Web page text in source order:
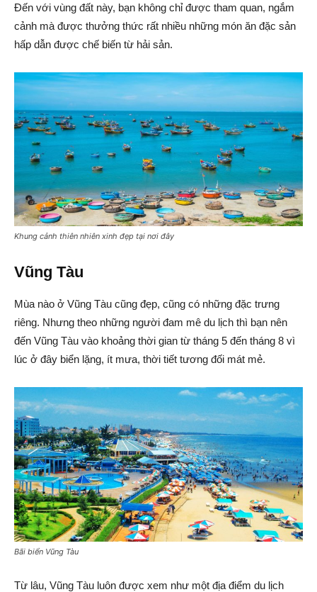
Đến với vùng đất này, bạn không chỉ được tham quan, ngắm
cảnh mà được thưởng thức rất nhiều những món ăn đặc sản
hấp dẫn được chế biến từ hải sản.
Khung cảnh thiên nhiên xinh đẹp tại nơi đây
Vũng Tàu
Mùa nào ở Vũng Tàu cũng đẹp, cũng có những đặc trưng
riêng. Nhưng theo những người đam mê du lịch thì bạn nên
đến Vũng Tàu vào khoảng thời gian từ tháng 5 đến tháng 8 vì
lúc ở đây biển lặng, ít mưa, thời tiết tương đối mát mẻ.
Bãi biển Vũng Tàu
Từ lâu, Vũng Tàu luôn được xem như một địa điểm du lịch